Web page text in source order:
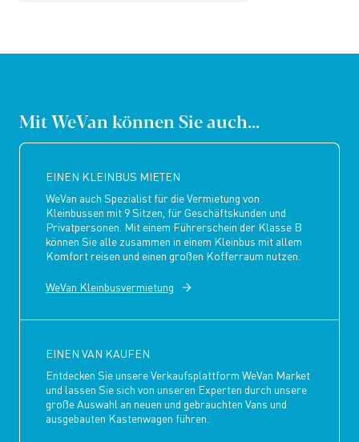
Mit WeVan können Sie auch...
EINEN KLEINBUS MIETEN
WeVan auch Spezialist für die Vermietung von
Kleinbussen mit 9 Sitzen, für Geschäftskunden und
Privatpersonen. Mit einem Führerschein der Klasse B
können Sie alle zusammen in einem Kleinbus mit allem
Komfort reisen und einen großen Kofferraum nutzen.
WeVan Kleinbusvermietung
EINEN VAN KAUFEN
Entdecken Sie unsere Verkaufsplattform WeVan Market
und lassen Sie sich von unseren Experten durch unsere
große Auswahl an neuen und gebrauchten Vans und
ausgebauten Kastenwagen führen.